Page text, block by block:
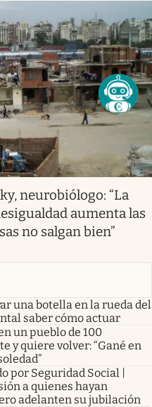
neurobiólogo: “La
aumenta las
no salgan bien”
una botella en la rueda del
saber cómo actuar
un pueblo de 100
y quiere volver: “Gané en
por Seguridad Social |
a quienes hayan
adelanten su jubilación